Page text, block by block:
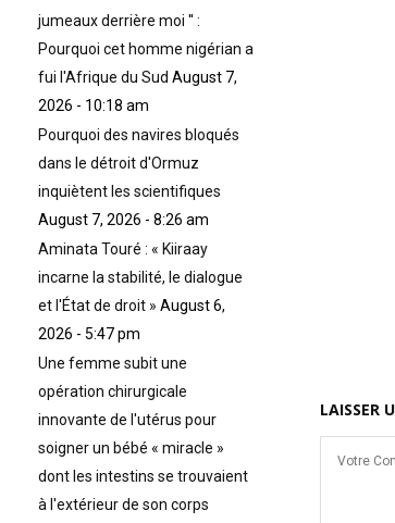
LAISSER
jumeaux derrière moi '' :
Pourquoi cet homme nigérian a
fui l'Afrique du Sud August 7,
2026 - 10:18 am
Pourquoi des navires bloqués
dans le détroit d'Ormuz
inquiètent les scientifiques
August 7, 2026 - 8:26 am
Aminata Touré : « Kiiraay
incarne la stabilité, le dialogue
et l'État de droit » August 6,
2026 - 5:47 pm
Une femme subit une
opération chirurgicale
innovante de l'utérus pour
soigner un bébé « miracle »
dont les intestins se trouvaient
à l'extérieur de son corps